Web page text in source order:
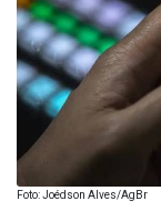
Foto: Joédson Alves/AgBr